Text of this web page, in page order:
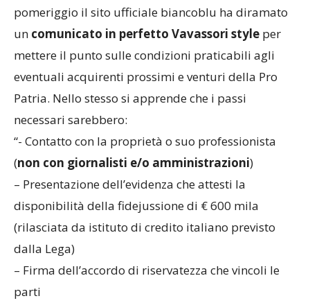
pomeriggio il sito ufficiale biancoblu ha diramato
un comunicato in perfetto Vavassori style per
mettere il punto sulle condizioni praticabili agli
eventuali acquirenti prossimi e venturi della Pro
Patria. Nello stesso si apprende che i passi
necessari sarebbero:
“- Contatto con la proprietà o suo professionista
(non con giornalisti e/o amministrazioni)
– Presentazione dell’evidenza che attesti la
disponibilità della fidejussione di € 600 mila
(rilasciata da istituto di credito italiano previsto
dalla Lega)
– Firma dell’accordo di riservatezza che vincoli le
parti